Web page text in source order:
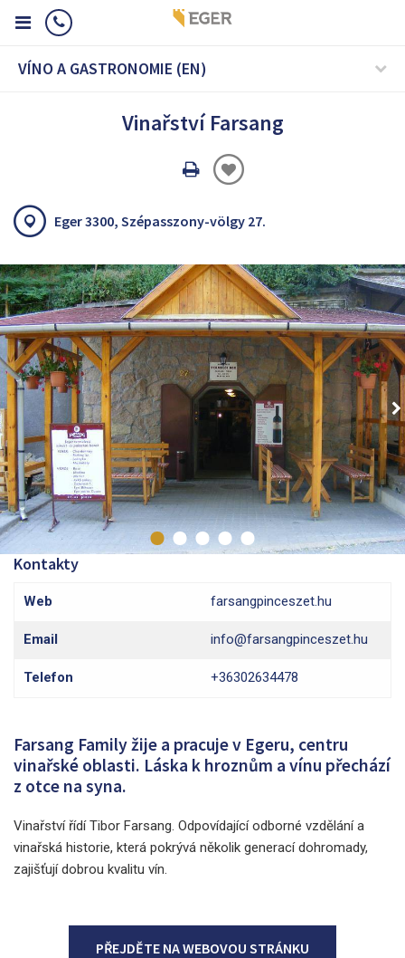
VÍNO A GASTRONOMIE (EN)
Vinařství Farsang
Oldal
Eger 3300, Szépasszony-völgy 27.
Kontakty
Web farsangpinceszet.hu
Email info@farsangpinceszet.hu
Telefon +36302634478
Farsang Family žije a pracuje v Egeru, centru
vinařské oblasti. Láska k hroznům a vínu přechází
z otce na syna.
Vinařství řídí Tibor Farsang. Odpovídající odborné vzdělání a
vinařská historie, která pokrývá několik generací dohromady,
zajišťují dobrou kvalitu vín.
PŘEJDĚTE NA WEBOVOU STRÁNKU